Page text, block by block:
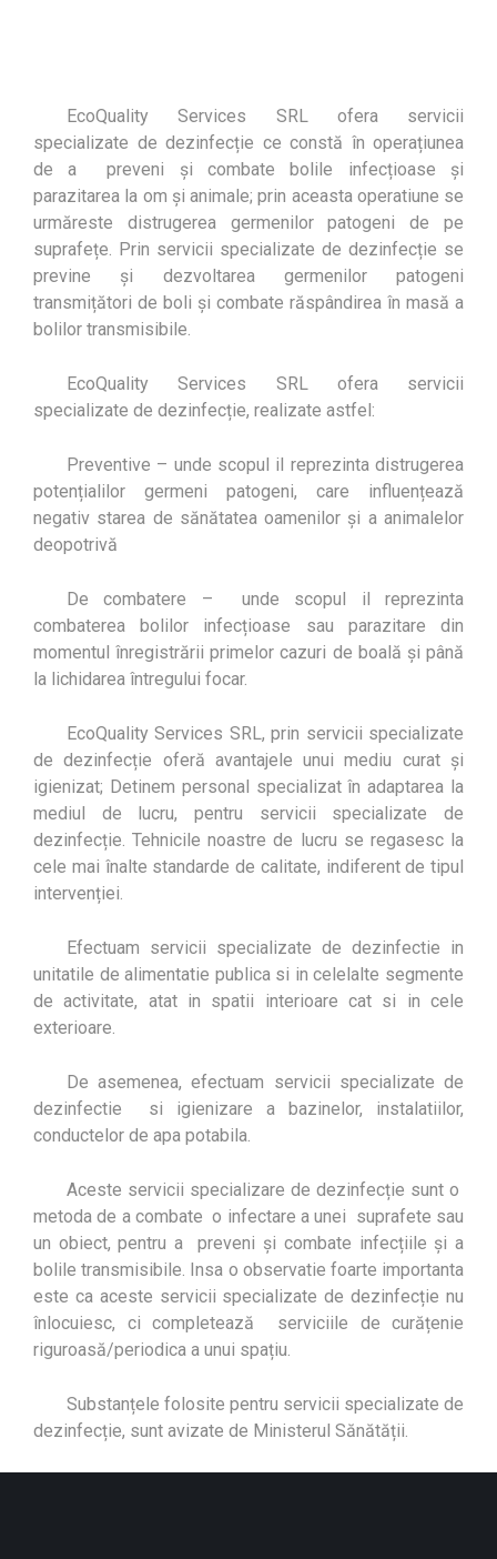
EcoQuality Services SRL ofera servicii
specializate de dezinfecție ce constă în operațiunea
de a preveni și combate bolile infecțioase și
parazitarea la om și animale; prin aceasta operatiune se
urmăreste distrugerea germenilor patogeni de pe
suprafețe. Prin servicii specializate de dezinfecție se
previne și dezvoltarea germenilor patogeni
transmițători de boli și combate răspândirea în masă a
bolilor transmisibile.
EcoQuality Services SRL ofera servicii
specializate de dezinfecție, realizate astfel:
Preventive – unde scopul il reprezinta distrugerea
potențialilor germeni patogeni, care influențează
negativ starea de sănătatea oamenilor și a animalelor
deopotrivă
De combatere – unde scopul il reprezinta
combaterea bolilor infecțioase sau parazitare din
momentul înregistrării primelor cazuri de boală și până
la lichidarea întregului focar.
EcoQuality Services SRL, prin servicii specializate
de dezinfecție oferă avantajele unui mediu curat și
igienizat; Detinem personal specializat în adaptarea la
mediul de lucru, pentru servicii specializate de
dezinfecție. Tehnicile noastre de lucru se regasesc la
cele mai înalte standarde de calitate, indiferent de tipul
intervenției.
Efectuam servicii specializate de dezinfectie in
unitatile de alimentatie publica si in celelalte segmente
de activitate, atat in spatii interioare cat si in cele
exterioare.
De asemenea, efectuam servicii specializate de
dezinfectie si igienizare a bazinelor, instalatiilor,
conductelor de apa potabila.
Aceste servicii specializare de dezinfecție sunt o
metoda de a combate o infectare a unei suprafete sau
un obiect, pentru a preveni și combate infecțiile și a
bolile transmisibile. Insa o observatie foarte importanta
este ca aceste servicii specializate de dezinfecție nu
înlocuiesc, ci completează serviciile de curățenie
riguroasă/periodica a unui spațiu.
Substanțele folosite pentru servicii specializate de
dezinfecție, sunt avizate de Ministerul Sănătății.